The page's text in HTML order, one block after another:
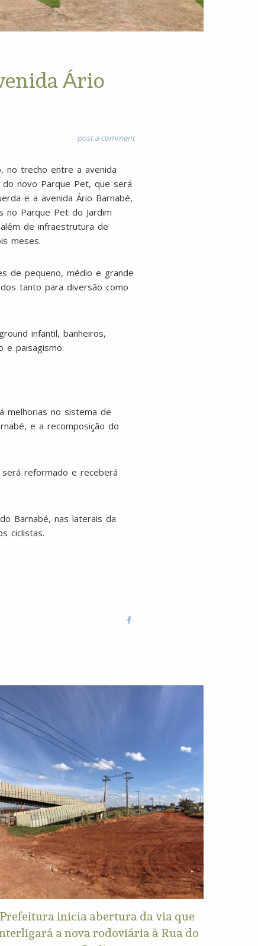
Ário
post a comment
no trecho entre a avenida
do novo Parque Pet, que será
e a avenida Ário Barnabé,
no Parque Pet do Jardim
de infraestrutura de
meses.
de pequeno, médio e grande
tanto para diversão como
infantil, banheiros,
e paisagismo.
melhorias no sistema de
e a recomposição do
reformado e receberá
Barnabé, nas laterais da
ciclistas.
Prefeitura inicia abertura da via que
a nova rodoviária à Rua do